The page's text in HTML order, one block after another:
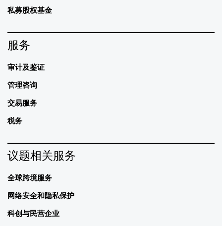
私募股权基金
服务
审计及鉴证
管理咨询
交易服务
税务
议题相关服务
全球跨境服务
网络安全和隐私保护
科创与民营企业